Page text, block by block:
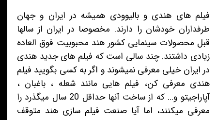
فیلم های هندی و بالیوودی همیشه در ایران و جهان
طرفداران خودشان را دارند. مخصوصا در ایران از سالها
قبل محصولات سینمایی کشور هند محبوبیت فوق العاده
زیادی داشتند. چند سالی است که فیلم های جدید هندی
در ایران خیلی معرفی نمیشوند و اگر به کسی بگویید فیلم
هندی معرفی کن، فیلم هایی مانند شعله ، باغبان ،
آپاراجیتو و... که از ساخت آنها حداقل 20 سال میگذرد را
معرفی میکنند، اما آیا صنعت فیلم سازی هند متوقف